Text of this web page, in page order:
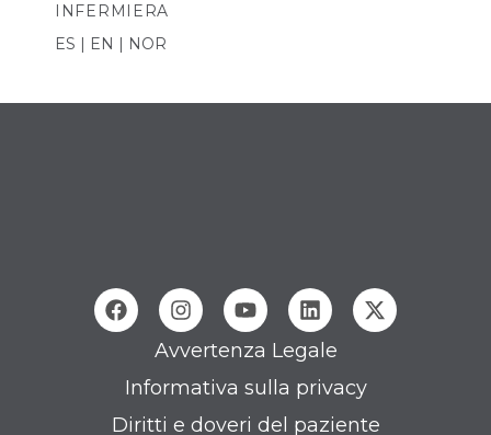
INFERMIERA
ES | EN | NOR
Avvertenza Legale
Informativa sulla privacy
Diritti e doveri del paziente